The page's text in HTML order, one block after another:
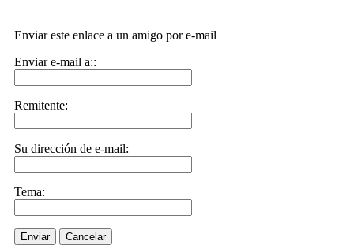
Enviar este enlace a un amigo por e-mail
Enviar e-mail a::
Remitente:
Su dirección de e-mail:
Tema:
Enviar Cancelar